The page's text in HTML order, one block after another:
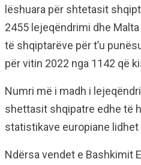
lëshuara për shtetasit
2455 lejeqëndrimi dhe
të shqiptarëve për t’u
për vitin 2022 nga 1142 që
Numri më i madh i
shettasit shqipatre edhe të
statistikave europiane
Ndërsa vendet e Bashkimit